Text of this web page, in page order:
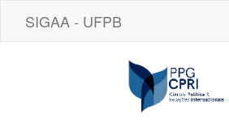
SIGAA - UFPB